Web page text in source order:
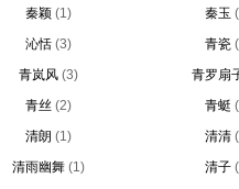
秦颖 (1) 秦玉
沁恬 (3) 青瓷
青岚风 (3)
青罗扇
青丝 (2) 青蜓
清朗 (1) 清清
清雨幽舞 (1) 清子